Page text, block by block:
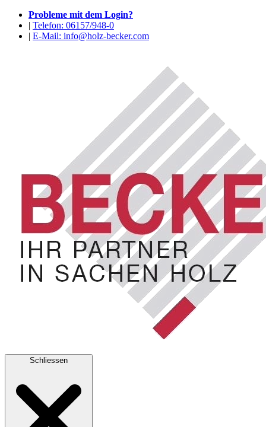
Probleme mit dem Login?
| Telefon: 06157/948-0
| E-Mail: info@holz-becker.com
Schliessen